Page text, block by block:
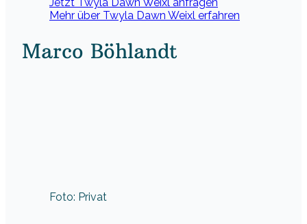
Jetzt Twyla Dawn Weixl anfragen
Mehr über Twyla Dawn Weixl erfahren
Marco Böhlandt
Foto: Privat